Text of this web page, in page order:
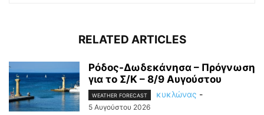
RELATED ARTICLES
Ρόδος-Δωδεκάνησα – Πρόγνωση
για το Σ/Κ – 8/9 Αυγούστου
WEATHER FORECAST κυκλώνας -
5 Αυγούστου 2026